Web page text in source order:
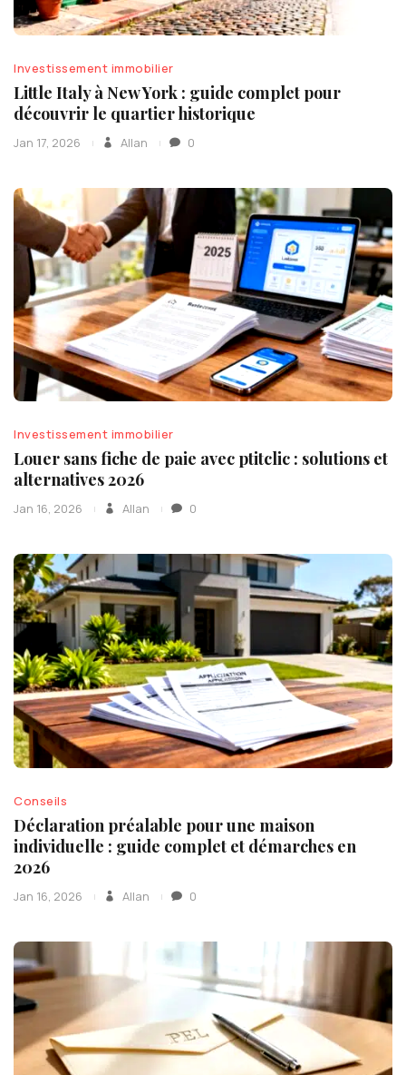
Investissement immobilier
Little Italy à New York : guide complet pour
découvrir le quartier historique
Jan 17, 2026 Allan 0
Investissement immobilier
Louer sans fiche de paie avec ptitclic : solutions et
alternatives 2026
Jan 16, 2026 Allan 0
Conseils
Déclaration préalable pour une maison
individuelle : guide complet et démarches en
2026
Jan 16, 2026 Allan 0